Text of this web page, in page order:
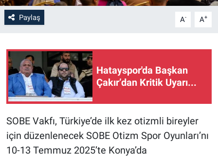
Paylaş A- A+
Hatayspor'da Başkan
Çakır’dan Kritik Uyarı...
SOBE Vakfı, Türkiye’de ilk kez otizmli bireyler
için düzenlenecek SOBE Otizm Spor Oyunları’nı
10-13 Temmuz 2025’te Konya’da